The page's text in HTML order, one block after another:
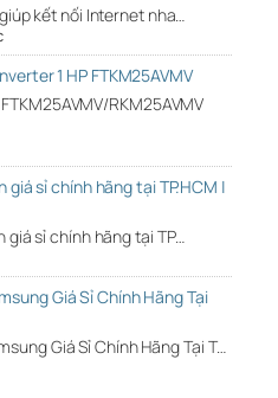
kết nối Internet nha…
1 HP FTKM25AVMV
RKM25AVMV
giá sỉ chính hãng tại TP.HCM |
giá sỉ chính hãng tại TP…
Giá Sỉ Chính Hãng Tại
Giá Sỉ Chính Hãng Tại T…